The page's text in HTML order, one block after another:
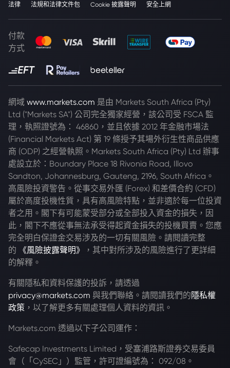
法律 法規和法律文件包 Cookie 披露聲明 安全上網
付款
方式
網域 www.markets.com 是由 Markets South Africa (Pty)
Ltd ("Markets SA") 公司完全獨家經營，該公司受 FSCA 監
理，執照證號為： 46860，並且依據 2012 年金融市場法
(Financial Markets Act) 第 19 條授予其場外衍生性商品供應
商 (ODP) 之經營執照。Markets South Africa (Pty) Ltd 辦事
處設立於：Boundary Place 18 Rivonia Road, Illovo
Sandton, Johannesburg, Gauteng, 2196, South Africa。
高風險投資警告。從事交易外匯 (Forex) 和差價合約 (CFD)
屬於高度投機性質，具有高風險特點，並非適於每一位投資
者之用。閣下有可能蒙受部分或全部投入資金的損失，因
此，閣下不應從事無法承受得起資金損失的投機買賣。您應
完全明白保證金交易涉及的一切有關風險。請閱讀完整
的
《風險披露聲明》
，其中對所涉及的風險進行了更詳細
的解釋。
有關隱私和資料保護的投訴，請透過
privacy@markets.com 與我們聯絡。請閱讀我們的 隱私權
政策 ，以了解更多有關處理個人資料的資訊。
Markets.com 透過以下子公司運作：
Safecap Investments Limited，受塞浦路斯證券交易委員
會（「CySEC」）監管，許可證編號為： 092/08。